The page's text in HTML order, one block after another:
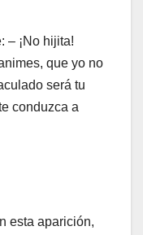
– ¡No hijita!
que yo no
será tu
conduzca a
esta aparición,